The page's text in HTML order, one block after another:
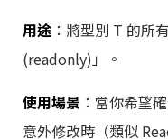
用途 ：將型別 T 的所
(readonly)」。
使用場景 ：當你希望
意外修改時（類似